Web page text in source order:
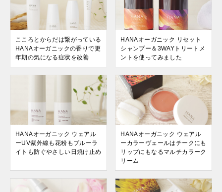
こころとからだは繋がっている
HANAオーガニックの香りで更
年期の気になる症状を改善
HANAオーガニック リセット
シャンプー＆3WAYトリートメ
ントを使ってみました
HANAオーガニック ウェアル
ーUV紫外線も花粉もブルーラ
イトも防ぐやさしい日焼け止め
HANAオーガニック ウェアル
ーカラーヴェールはチークにも
リップにもなるマルチカラーク
リーム